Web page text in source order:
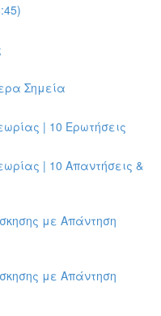
Σημεία
| 10 Ερωτήσεις
| 10 Απαντήσεις &
με Απάντηση
με Απάντηση